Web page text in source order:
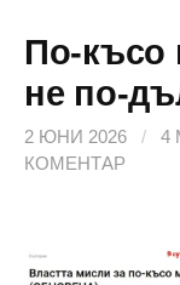
По-късо
не по-
2 ЮНИ 2026 / 4
КОМЕНТАР